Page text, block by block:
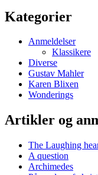
Kategorier
Anmeldelser
Klassikere
Diverse
Gustav Mahler
Karen Blixen
Wonderings
Artikler og
The Laughing
A question
Archimedes